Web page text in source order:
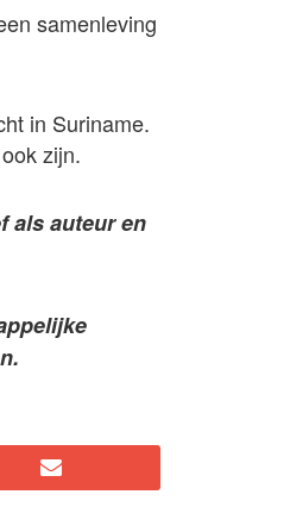
samenleving
in Suriname.
zijn.
als auteur en